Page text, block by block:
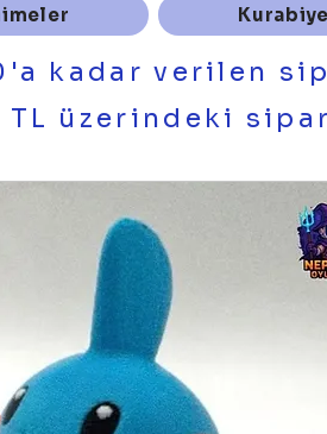
kadar verilen
TL üzerindeki